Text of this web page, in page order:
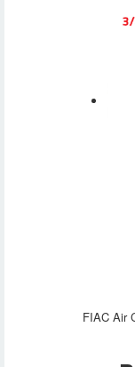
FIAC Air